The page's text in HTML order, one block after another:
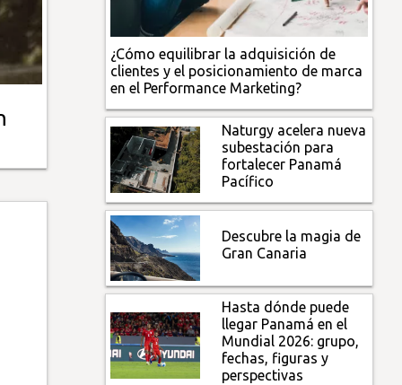
¿Cómo equilibrar la adquisición de
clientes y el posicionamiento de marca
en el Performance Marketing?
Naturgy acelera nueva
subestación para
fortalecer Panamá
Pacífico
Descubre la magia de
Gran Canaria
Hasta dónde puede
llegar Panamá en el
Mundial 2026: grupo,
fechas, figuras y
perspectivas